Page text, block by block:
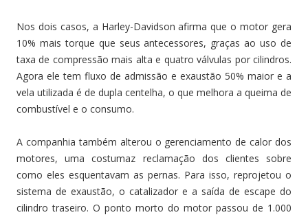
Nos dois casos, a Harley-Davidson afirma que o motor gera
10% mais torque que seus antecessores, graças ao uso de
taxa de compressão mais alta e quatro válvulas por cilindros.
Agora ele tem fluxo de admissão e exaustão 50% maior e a
vela utilizada é de dupla centelha, o que melhora a queima de
combustível e o consumo.
A companhia também alterou o gerenciamento de calor dos
motores, uma costumaz reclamação dos clientes sobre
como eles esquentavam as pernas. Para isso, reprojetou o
sistema de exaustão, o catalizador e a saída de escape do
cilindro traseiro. O ponto morto do motor passou de 1.000